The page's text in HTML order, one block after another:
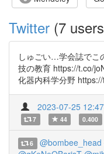
Twitter (7
しゅごい…学会誌でこ
技の教育 https://t.co/
化器内科学分野
2023-07-25
7 44 0.400
6 @bombee_head